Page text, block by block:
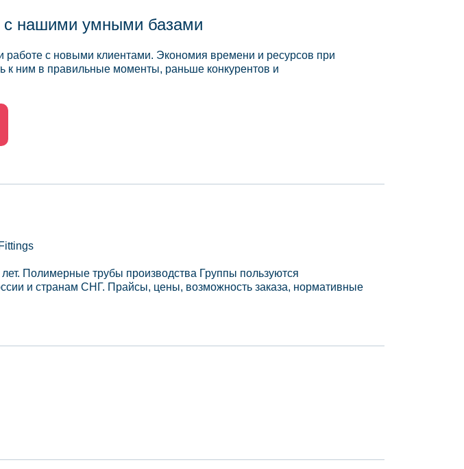
с нашими умными базами
работе с новыми клиентами. Экономия времени и ресурсов при
к ним в правильные моменты, раньше конкурентов и
Полимерные трубы производства Группы пользуются
и странам СНГ. Прайсы, цены, возможность заказа, нормативные